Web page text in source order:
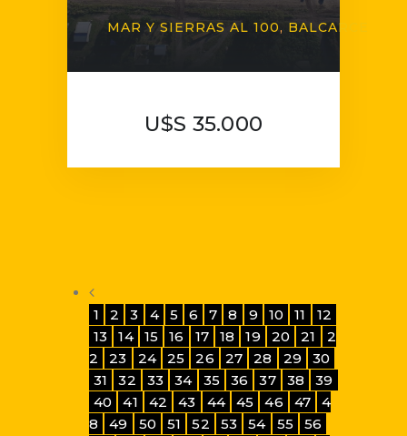
MAR Y SIERRAS AL 100 BALCARCE
U$S 35.000
1 2 3 4 5 6 7 8 9 10 11
12
13
14 15 16 17 18 19 20 21
2
2
23 24 25 26 27 28 29
30
31
32 33 34 35 36 37 38
39
40
41 42 43 44 45 46 47
4
8
49 50 51 52 53 54 55
56